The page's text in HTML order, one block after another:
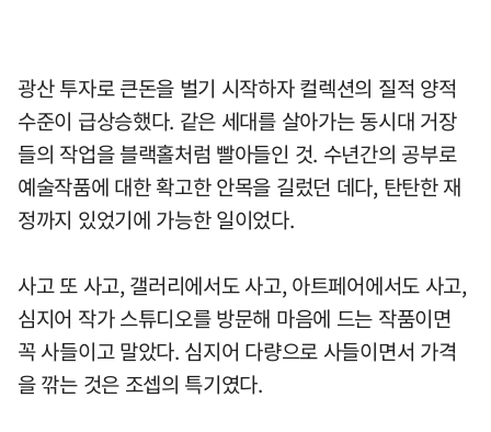
광산 투자로 큰돈을 벌기 시작하자 컬렉션의 질적 양적
수준이 급상승했다. 같은 세대를 살아가는 동시대 거장
들의 작업을 블랙홀처럼 빨아들인 것. 수년간의 공부로
예술작품에 대한 확고한 안목을 길렀던 데다, 탄탄한 재
정까지 있었기에 가능한 일이었다.
사고 또 사고, 갤러리에서도 사고, 아트페어에서도 사고,
심지어 작가 스튜디오를 방문해 마음에 드는 작품이면
꼭 사들이고 말았다. 심지어 다량으로 사들이면서 가격
을 깎는 것은 조셉의 특기였다.